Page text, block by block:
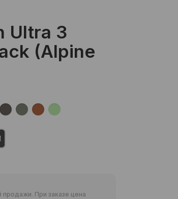
Ultra 3
(Alpine
При заказе цена